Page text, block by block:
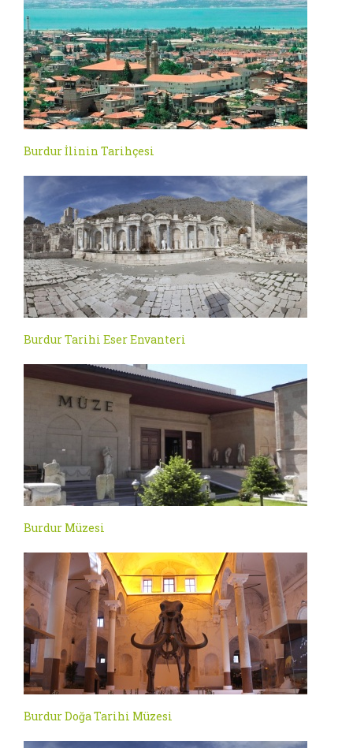
Burdur İlinin Tarihçesi
Burdur Tarihi Eser Envanteri
Burdur Müzesi
Burdur Doğa Tarihi Müzesi